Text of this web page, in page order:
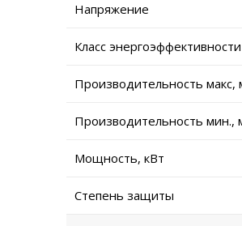
Напряжение
Класс
Производительность макс,
Производительность мин.,
Мощность, кВт
Степень защиты